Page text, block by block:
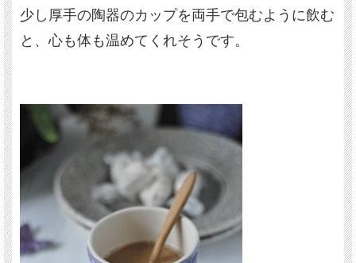
少し厚手の陶器のカップを両手で包むように飲む
と、心も体も温めてくれそうです。